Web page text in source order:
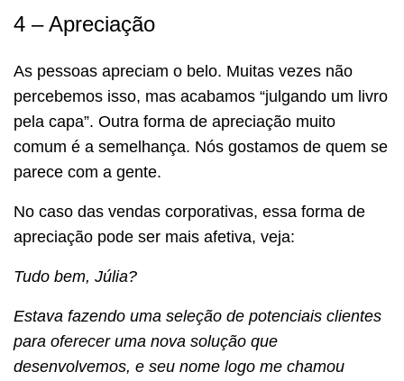
4 – Apreciação
As pessoas apreciam o belo. Muitas vezes não
percebemos isso, mas acabamos “julgando um livro
pela capa”. Outra forma de apreciação muito
comum é a semelhança. Nós gostamos de quem se
parece com a gente.
No caso das vendas corporativas, essa forma de
apreciação pode ser mais afetiva, veja:
Tudo bem, Júlia?
Estava fazendo uma seleção de potenciais clientes
para oferecer uma nova solução que
desenvolvemos, e seu nome logo me chamou